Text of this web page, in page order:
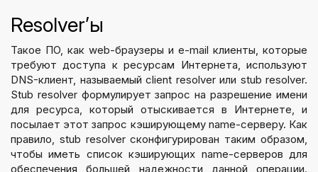
Resolver’ы
Такое ПО, как web-браузеры и e-mail клиенты, которые
требуют доступа к ресурсам Интернета, используют
DNS-клиент, называемый client resolver или stub resolver.
Stub resolver формулирует запрос на разрешение имени
для ресурса, который отыскивается в Интернете, и
посылает этот запрос кэширующему name-серверу. Как
правило, stub resolver сконфигурирован таким образом,
чтобы иметь список кэширующих name-серверов для
обеспечения большей надежности данной операции.